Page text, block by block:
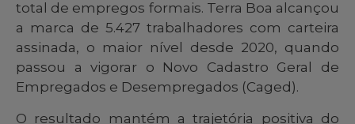
total de empregos formais. Terra Boa alcançou
a marca de 5.427 trabalhadores com carteira
assinada, o maior nível desde 2020, quando
passou a vigorar o Novo Cadastro Geral de
Empregados e Desempregados (Caged).
O resultado mantém a trajetória positiva do